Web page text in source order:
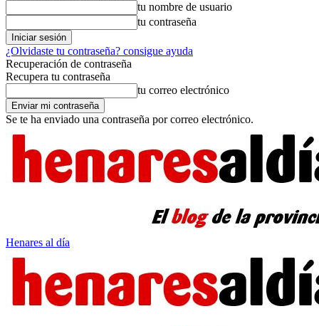
tu nombre de usuario
tu contraseña
¿Olvidaste tu contraseña? consigue ayuda
Recuperación de contraseña
Recupera tu contraseña
tu correo electrónico
Se te ha enviado una contraseña por correo electrónico.
Henares al día